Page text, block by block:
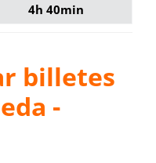
4h 40min
billetes
-